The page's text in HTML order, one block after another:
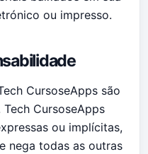
ou impresso.
CursoseApps são
Tech CursoseApps
ou implícitas,
nega todas as outras